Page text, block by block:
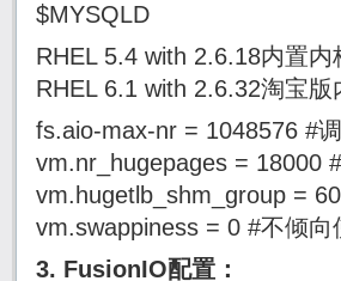
$MYSQLD
RHEL 5.4 with 2.6.18内置内
RHEL 6.1 with 2.6.32淘宝版
fs.aio-max-nr = 1048576 #
vm.nr_hugepages = 18000
vm.hugetlb_shm_group =
vm.swappiness = 0 #不倾向
3. FusionIO配置：